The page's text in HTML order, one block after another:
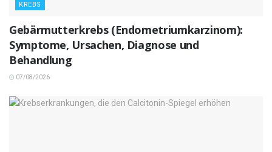
KREBS
Gebärmutterkrebs (Endometriumkarzinom):
Symptome, Ursachen, Diagnose und
Behandlung
07/08/2026